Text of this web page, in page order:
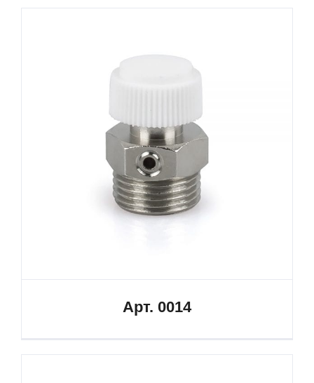
Арт. 0014